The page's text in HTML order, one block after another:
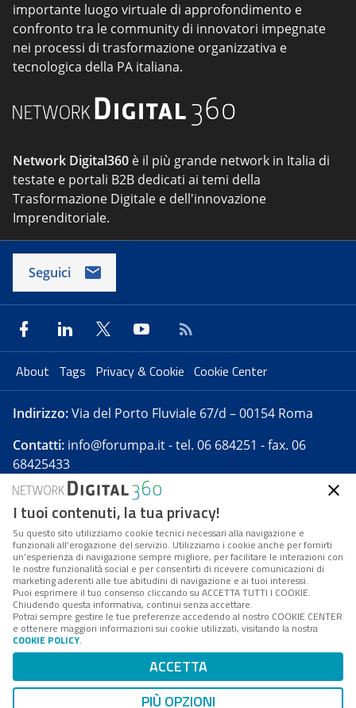
importante luogo virtuale di approfondimento e
confronto tra le community di innovatori impegnate
nei processi di trasformazione organizzativa e
tecnologica della PA italiana.
Network Digital360 è il più grande network in Italia di
testate e portali B2B dedicati ai temi della
Trasformazione Digitale e dell'innovazione
Imprenditoriale.
Seguici
About Tags Privacy & Cookie Cookie Center
Indirizzo:Via del Porto Fluviale 67/d – 00154 Roma
Contatti: info@forumpa.it- tel. 06 684251 - fax. 06
68425433
Forumpa.itè una pubblicazione telematica iscritta
presso Registro della stampa del Tribunale di Roma -
Reg. n. 182 del 2 maggio 2008 - Direttore resp. Michela
Stentella
FPA s.r.l. è società soggetta a Direzione e
Coordinamento da parte di Digital360 S.p.A. - FPA s.r.l.
è un'azienda certificata per il sistema di management
Codice Fiscale/Partita IVA n. 10693191008 - R.E.A. Roma
n. 1249791. ISP AWS
Mappa del sito
I tuoi contenuti, la tua privacy!
Su questo sito utilizziamo cookie tecnici necessari alla navigazione e
funzionali all’erogazione del servizio. Utilizziamo i cookie anche per fornirti
un’esperienza di navigazione sempre migliore, per facilitare le interazioni con
le nostre funzionalità social e per consentirti di ricevere comunicazioni di
marketing aderenti alle tue abitudini di navigazione e ai tuoi interessi.
Puoi esprimere il tuo consenso cliccando su ACCETTA TUTTI I COOKIE.
Chiudendo questa informativa, continui senza accettare.
Potrai sempre gestire le tue preferenze accedendo al nostro COOKIE CENTER
e ottenere maggiori informazioni sui cookie utilizzati, visitando la nostra
COOKIE POLICY.
ACCETTA
PIÙ OPZIONI